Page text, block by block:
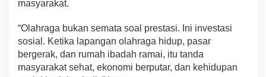
masyarakat.
“Olahraga bukan semata soal prestasi. Ini investasi
sosial. Ketika lapangan olahraga hidup, pasar
bergerak, dan rumah ibadah ramai, itu tanda
masyarakat sehat, ekonomi berputar, dan kehidupan